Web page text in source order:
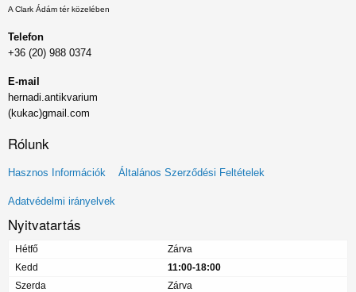
A Clark Ádám tér közelében
Telefon
+36 (20) 988 0374
E-mail
hernadi.antikvarium
(kukac)gmail.com
Rólunk
Lábléc
menü
Hasznos Információk Általános Szerződési Feltételek
Adatvédelmi irányelvek
Nyitvatartás
Hétfő
Zárva
Kedd
11:00-18:00
Szerda
Zárva